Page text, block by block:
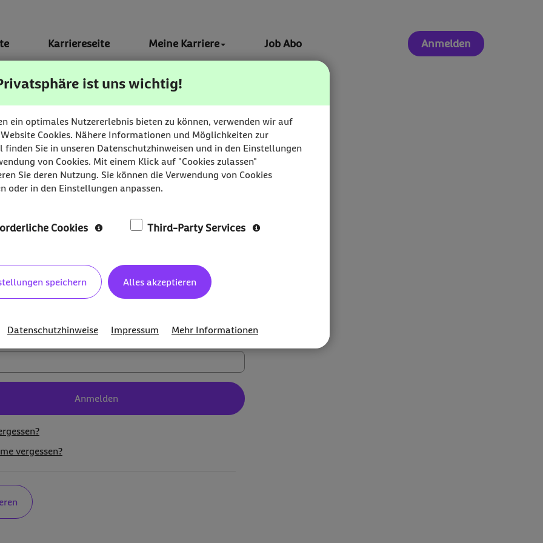
Karriereseite Meine Karriere Job Abo Anmelden
ist uns wichtig!
ein optimales Nutzererlebnis bieten zu können, verwenden wir auf
Cookies. Nähere Informationen und Möglichkeiten zur
finden Sie in unseren Datenschutzhinweisen und in den Einstellungen
von Cookies. Mit einem Klick auf "Cookies zulassen"
Sie deren Nutzung. Sie können die Verwendung von Cookies
oder in den Einstellungen anpassen.
Cookies Third-Party Services
Alles akzeptieren
speichern
Datenschutzhinweise Impressum Mehr Informationen
in Ihrem Karriereportal:
zu informieren
zu verwalten
zu starten
zu pflegen.
Anmelden
vergessen?